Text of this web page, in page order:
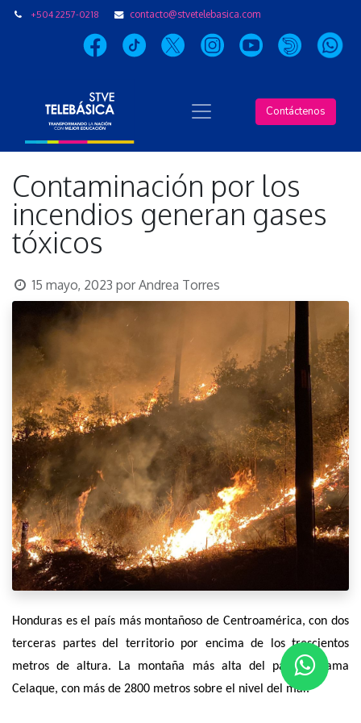
+504 2257-0218 contacto@stvetelebasica.com
Contáctenos
Contaminación por los
incendios generan gases
tóxicos
15 mayo, 2023 porAndrea Torres
Honduras es el país más montañoso de Centroamérica, con dos
terceras partes del territorio por encima de los trescientos
metros de altura. La montaña más alta del país se llama
Celaque, con más de 2800 metros sobre el nivel del mar.